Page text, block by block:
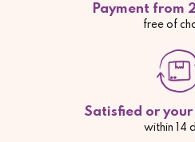
Payment from
free of
Satisfied or your
within 14